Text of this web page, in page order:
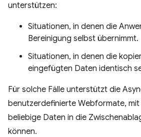
unterstützen:
Situationen, in denen die
Bereinigung selbst übernimmt.
Situationen, in denen die
eingefügten Daten identisch
Für solche Fälle unterstützt die
benutzerdefinierte Webformate,
beliebige Daten in die
können.